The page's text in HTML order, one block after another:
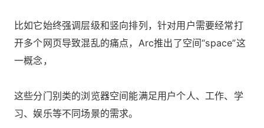
比如它始终强调层级和竖向排列，针对用户需要经常打
开多个网页导致混乱的痛点，Arc推出了空间“space”这
一概念，
这些分门别类的浏览器空间能满足用户个人、工作、学
习、娱乐等不同场景的需求。